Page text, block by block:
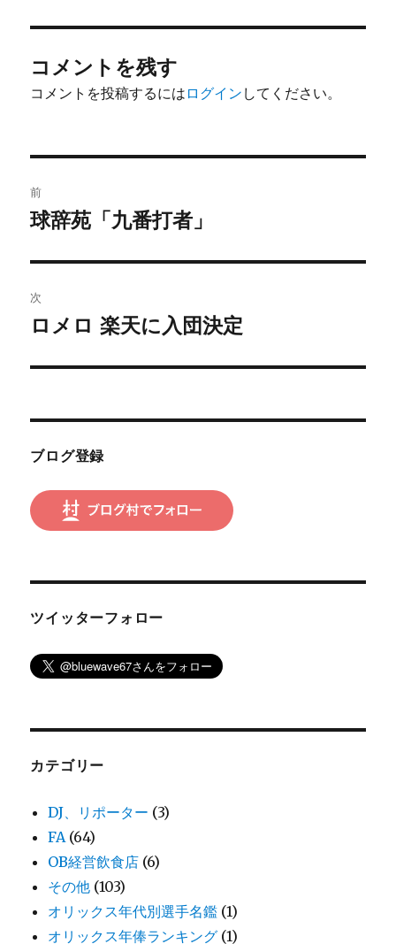
コメントを残す
コメントを投稿するには ログイン してください。
稿
ビ
ゲ
ー
前
前
投
稿:
球辞苑「九番打者」
次
次
投
ロメロ 楽天に入団決定
ブログ登録
ツイッターフォロー
カテゴリー
DJ、リポーター (3)
FA (64)
OB経営飲食店 (6)
その他 (103)
オリックス年代別選手名鑑 (1)
オリックス年俸ランキング (1)